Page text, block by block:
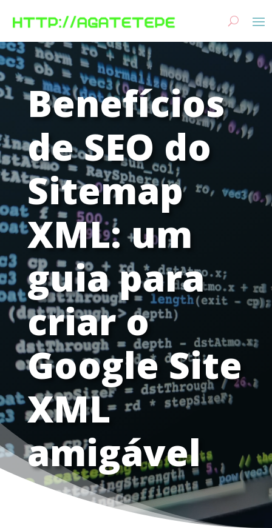
Benefícios
de SEO do
Sitemap
XML: um
guia para
criar o
Google Site
XML
amigável